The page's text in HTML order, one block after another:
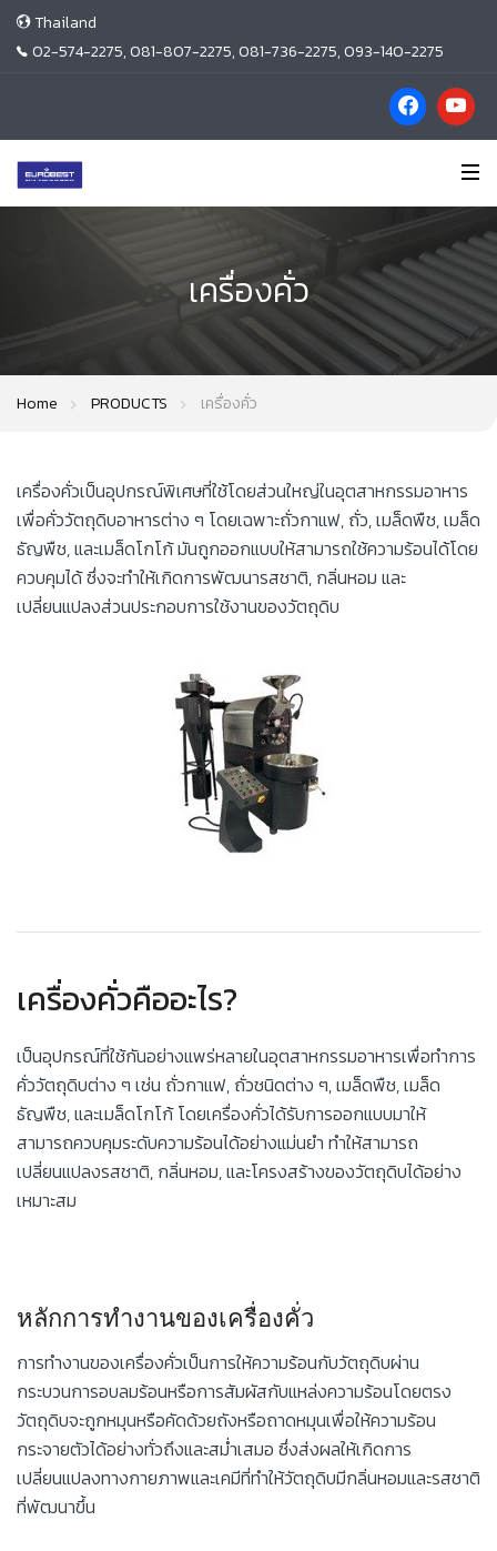
Thailand
02-574-2275, 081-807-2275, 081-736-2275, 093-140-2275
เครื่องคั่ว
Home PRODUCTS เครื่องคั่ว
เครื่องคั่วเป็นอุปกรณ์พิเศษที่ใช้โดยส่วนใหญ่ในอุตสาหกรรมอาหาร
เพื่อคั่ววัตถุดิบอาหารต่าง ๆ โดยเฉพาะถั่วกาแฟ, ถั่ว, เมล็ดพืช, เมล็ด
ธัญพืช, และเมล็ดโกโก้ มันถูกออกแบบให้สามารถใช้ความร้อนได้โดย
ควบคุมได้ ซึ่งจะทำให้เกิดการพัฒนารสชาติ, กลิ่นหอม และ
เปลี่ยนแปลงส่วนประกอบการใช้งานของวัตถุดิบ
เครื่องคั่วคืออะไร?
เป็นอุปกรณ์ที่ใช้กันอย่างแพร่หลายในอุตสาหกรรมอาหารเพื่อทำการ
คั่ววัตถุดิบต่าง ๆ เช่น ถั่วกาแฟ, ถั่วชนิดต่าง ๆ, เมล็ดพืช, เมล็ด
ธัญพืช, และเมล็ดโกโก้ โดยเครื่องคั่วได้รับการออกแบบมาให้
สามารถควบคุมระดับความร้อนได้อย่างแม่นยำ ทำให้สามารถ
เปลี่ยนแปลงรสชาติ, กลิ่นหอม, และโครงสร้างของวัตถุดิบได้อย่าง
เหมาะสม
หลักการทำงานของเครื่องคั่ว
การทำงานของเครื่องคั่วเป็นการให้ความร้อนกับวัตถุดิบผ่าน
กระบวนการอบลมร้อนหรือการสัมผัสกับแหล่งความร้อนโดยตรง
วัตถุดิบจะถูกหมุนหรือคัดด้วยถังหรือถาดหมุนเพื่อให้ความร้อน
กระจายตัวได้อย่างทั่วถึงและสม่ำเสมอ ซึ่งส่งผลให้เกิดการ
เปลี่ยนแปลงทางกายภาพและเคมีที่ทำให้วัตถุดิบมีกลิ่นหอมและรสชาติ
ที่พัฒนาขึ้น